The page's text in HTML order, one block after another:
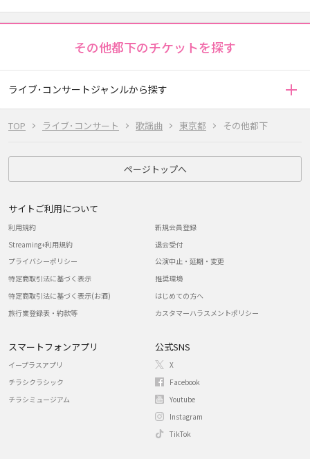
TOP ライブ･コンサート 歌謡曲 東京都 その他都下
その他都下のチケットを探す
ライブ･コンサートジャンルから探す
ページトップへ
サイトご利用について
利用規約
Streaming+利用規約
プライバシーポリシー
特定商取引法に基づく表示
特定商取引法に基づく表示(お酒)
旅行業登録表・約款等
新規会員登録
退会受付
公演中止・延期・変更
推奨環境
はじめての方へ
カスタマーハラスメントポリシー
スマートフォンアプリ
イープラスアプリ
チラシクラシック
チラシミュージアム
公式SNS
X
Facebook
Youtube
Instagram
TikTok